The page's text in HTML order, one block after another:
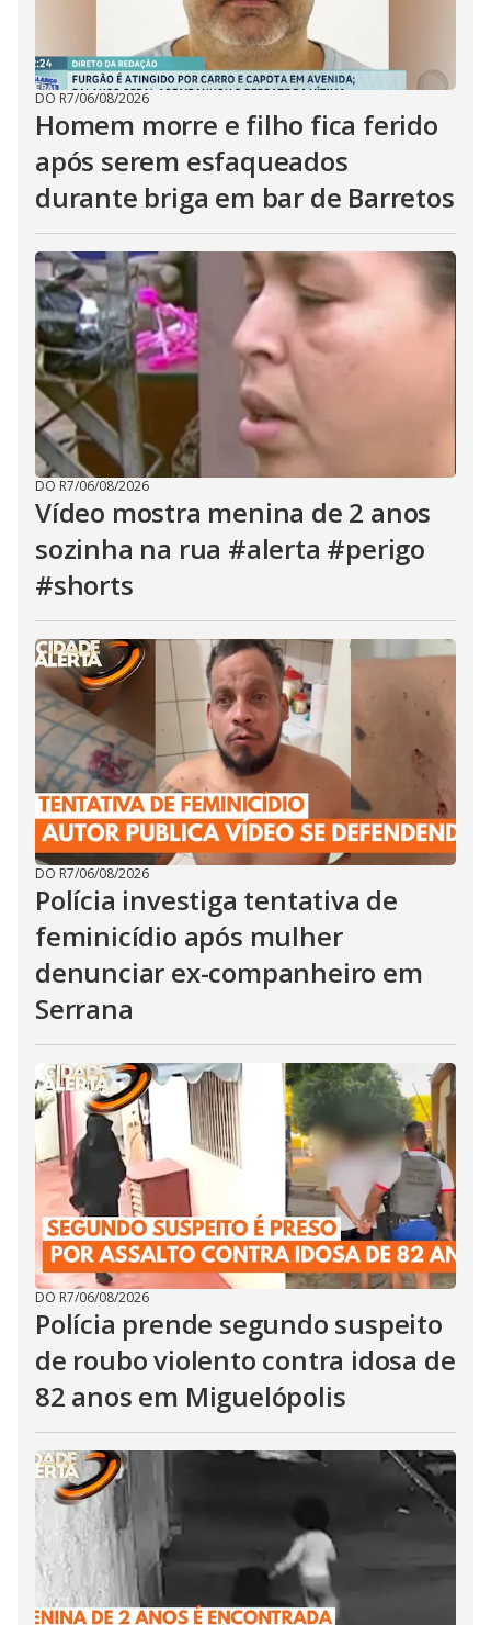
DO R7/06/08/2026
Homem morre e filho fica ferido
após serem esfaqueados
durante briga em bar de Barretos
DO R7/06/08/2026
Vídeo mostra menina de 2 anos
sozinha na rua #alerta #perigo
#shorts
DO R7/06/08/2026
Polícia investiga tentativa de
feminicídio após mulher
denunciar ex-companheiro em
Serrana
DO R7/06/08/2026
Polícia prende segundo suspeito
de roubo violento contra idosa de
82 anos em Miguelópolis